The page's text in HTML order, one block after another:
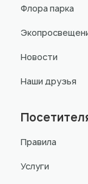
Флора парка
Новости
Наши друзья
Правила
Услуги